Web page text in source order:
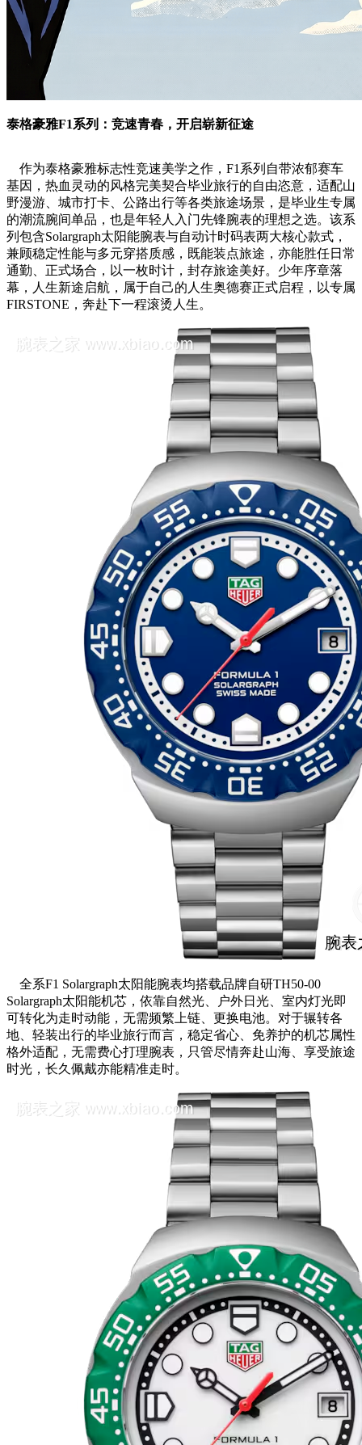
泰格豪雅F1系列：竞速青春，开启崭新征途
作为泰格豪雅标志性竞速美学之作，F1系列自带浓郁赛车
基因，热血灵动的风格完美契合毕业旅行的自由恣意，适配山
野漫游、城市打卡、公路出行等各类旅途场景，是毕业生专属
的潮流腕间单品，也是年轻人入门先锋腕表的理想之选。该系
列包含Solargraph太阳能腕表与自动计时码表两大核心款式，
兼顾稳定性能与多元穿搭质感，既能装点旅途，亦能胜任日常
通勤、正式场合，以一枚时计，封存旅途美好。少年序章落
幕，人生新途启航，属于自己的人生奥德赛正式启程，以专属
FIRSTONE，奔赴下一程滚烫人生。
全系F1 Solargraph太阳能腕表均搭载品牌自研TH50-00
Solargraph太阳能机芯，依靠自然光、户外日光、室内灯光即
可转化为走时动能，无需频繁上链、更换电池。对于辗转各
地、轻装出行的毕业旅行而言，稳定省心、免养护的机芯属性
格外适配，无需费心打理腕表，只管尽情奔赴山海、享受旅途
时光，长久佩戴亦能精准走时。